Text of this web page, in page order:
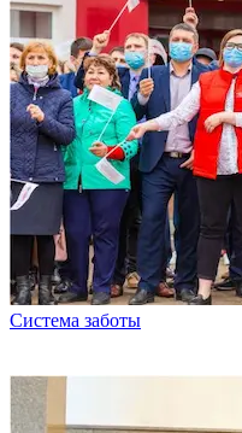
Система заботы